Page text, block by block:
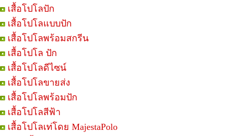
เสื้อโปโลปัก
เสื้อโปโลแบบปัก
เสื้อโปโลพร้อมสกรีน
เสื้อโปโล ปัก
เสื้อโปโลดีไซน์
เสื้อโปโลขายส่ง
เสื้อโปโลพร้อมปัก
เสื้อโปโลสีฟ้า
เสื้อโปโลเท่โดย MajestaPolo